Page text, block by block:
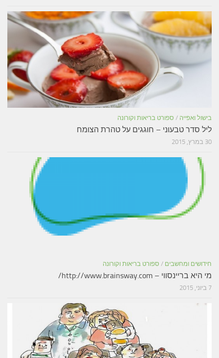
בישול ואפייה / ספורט בריאות וקורונה
ליל סדר טבעוני – חוגגים על טהרת הצומח
30 במרץ, 2015
חידושים ומחשבים / ספורט בריאות וקורונה
מי היא בריינסווי – http://www.brainsway.com/
7 ביוני, 2015